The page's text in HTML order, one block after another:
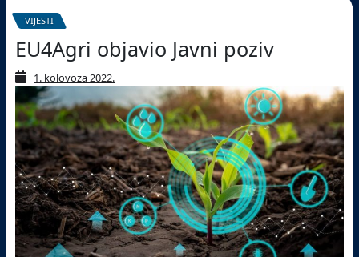
VIJESTI
EU4Agri objavio Javni poziv
1. kolovoza 2022.